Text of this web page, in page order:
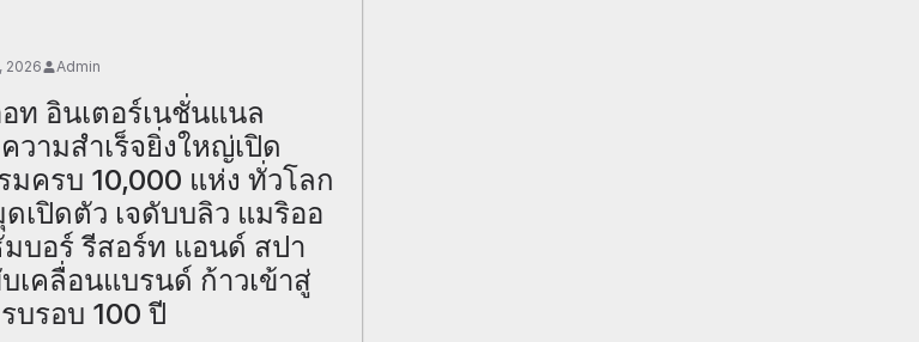
2026 Admin
ท อินเตอร์เนชั่นแนล
วามสำเร็จยิ่งใหญ่เปิด
มครบ 10,000 แห่ง ทั่วโลก
เปิดตัว เจดับบลิว แมริออ
บอร์ รีสอร์ท แอนด์ สปา
เคลื่อนแบรนด์ ก้าวเข้าสู่
บรอบ 100 ปี